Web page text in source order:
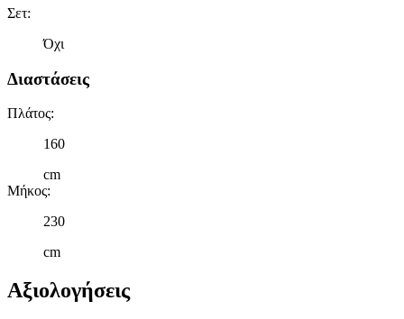
Σετ:
Όχι
Διαστάσεις
Πλάτος:
160
cm
Μήκος:
230
cm
Αξιολογήσεις